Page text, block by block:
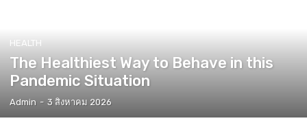
HEALTH
The Healthiest Way to Behave in this
Pandemic Situation
Admin - 3 สิงหาคม 2026